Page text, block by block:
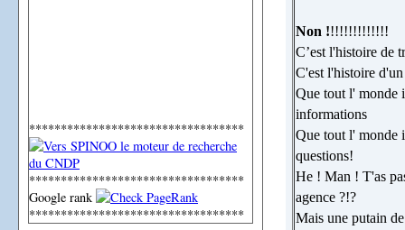
**********************************
**********************************
Google rank
**********************************
Non !!!!!!!!!!!!!!
C’est l'histoire de
C'est l'histoire
Que tout l' monde
informations
Que tout l' monde
questions!
He ! Man ! T'as
agence ?!?
Mais une putain